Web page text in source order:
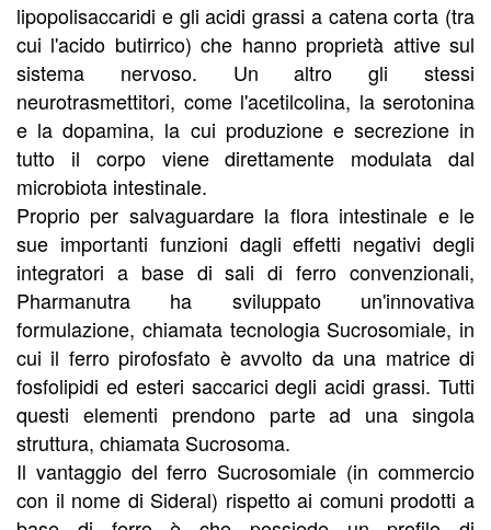
lipopolisaccaridi e gli acidi grassi a catena corta (tra
cui l'acido butirrico) che hanno proprietà attive sul
sistema nervoso. Un altro gli stessi
neurotrasmettitori, come l'acetilcolina, la serotonina
e la dopamina, la cui produzione e secrezione in
tutto il corpo viene direttamente modulata dal
microbiota intestinale.
Proprio per salvaguardare la flora intestinale e le
sue importanti funzioni dagli effetti negativi degli
integratori a base di sali di ferro convenzionali,
Pharmanutra ha sviluppato un'innovativa
formulazione, chiamata tecnologia Sucrosomiale, in
cui il ferro pirofosfato è avvolto da una matrice di
fosfolipidi ed esteri saccarici degli acidi grassi. Tutti
questi elementi prendono parte ad una singola
struttura, chiamata Sucrosoma.
Il vantaggio del ferro Sucrosomiale (in commercio
con il nome di Sideral) rispetto ai comuni prodotti a